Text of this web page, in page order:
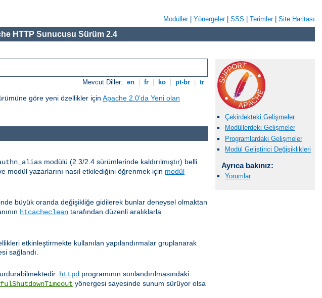
Modüller| Yönergeler| SSS Terimler| Site Haritası
HTTP Sunucusu Sürüm 2.4
Mevcut Diller: en fr ko pt-br tr
göre yeni özellikler için Apache 2.0’da Yeni olan
Çekirdekteki Gelişmeler
Modüllerdeki Gelişmeler
Programlardaki Gelişmeler
Modül Geliştirici Değişiklikleri
Ayrıca bakınız:
Yorumlar
modülü (2.3/2.4 sürümlerinde kaldırılmıştır) belli
modül yazarlarını nasıl etkilediğini öğrenmek için modül
büyük oranda değişikliğe gidilerek bunlar deneysel olmaktan
htcacheclean tarafından düzenli aralıklarla
etkinleştirmekte kullanılan yapılandırmalar gruplanarak
sağlandı.
httpd programının sonlandırılmasındaki
yönergesi sayesinde sunum sürüyor olsa